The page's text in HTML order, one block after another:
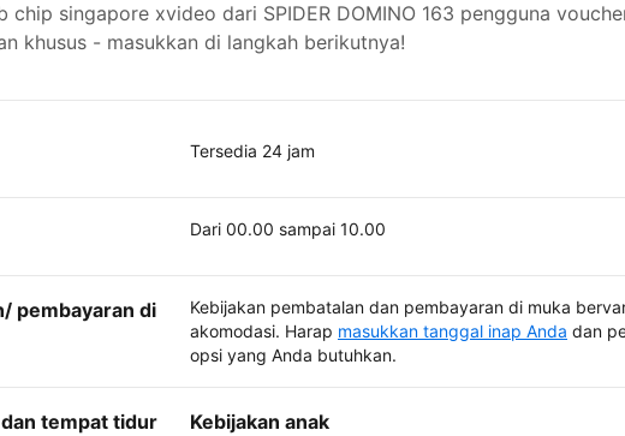
chip singapore xvideo dari SPIDER DOMINO 163 pengguna
khusus - masukkan di langkah berikutnya!
Tersedia 24 jam
Dari 00.00 sampai 10.00
pembayaran di
Kebijakan pembatalan dan pembayaran di muka
akomodasi. Harap masukkan tanggal inap Anda dan
opsi yang Anda butuhkan.
tempat tidur Kebijakan anak